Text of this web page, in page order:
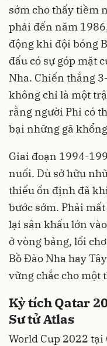
sớm cho thấy tiềm
phải đến năm
động khi đội bóng
đấu có sự góp mặt
Nha. Chiến thắng
không chỉ là một
rằng người Phi có
bại những gã
Giai đoạn 1994-
nuối. Dù sở hữu
thiếu ổn định đã
bước sớm. Phải
lại sân khấu lớn
ở vòng bảng, lối
Bồ Đào Nha hay
vững chắc cho một
Kỳ tích Qatar
Sư tử Atlas
World Cup 2022